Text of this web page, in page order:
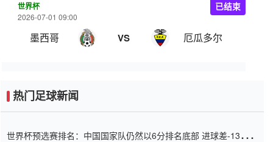
世界杯
2026-07-01 09:00
墨西哥 VS 厄瓜多尔
已结束
热门足球新闻
世界杯预选赛排名：中国国家队仍然以6分排名底部 进球差-13令人